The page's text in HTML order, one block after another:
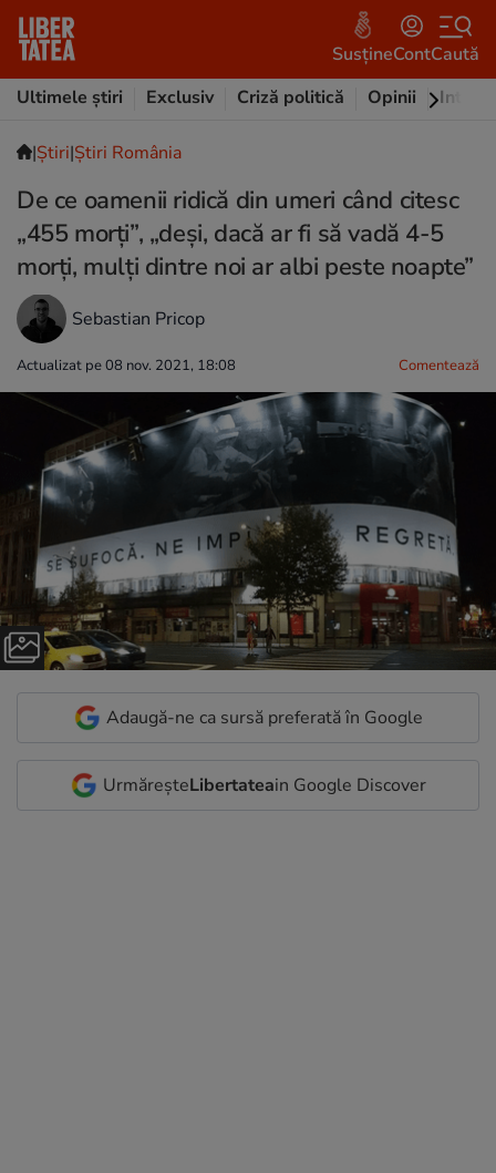
SusțineContCaută
Ultimele știri
Exclusiv Criză politică Opinii
|Ştiri|Știri România
De ce oamenii ridică din umeri când citesc
„455 morți”, „deși, dacă ar fi să vadă 4-5
morți, mulți dintre noi ar albi peste noapte”
Sebastian Pricop
Actualizat pe 08 nov. 2021, 18:08 Comentează
Adaugă-ne ca sursă preferată în Google
UrmăreșteLibertateain Google Discover